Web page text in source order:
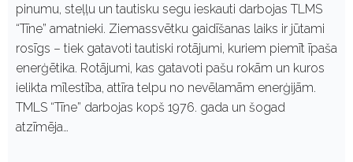
pinumu, steļļu un tautisku segu ieskauti darbojas TLMS
“Tīne” amatnieki. Ziemassvētku gaidīšanas laiks ir jūtami
rosīgs – tiek gatavoti tautiski rotājumi, kuriem piemīt īpaša
enerģētika. Rotājumi, kas gatavoti pašu rokām un kuros
ielikta mīlestība, attīra telpu no nevēlamām enerģijām.
TMLS “Tīne” darbojas kopš 1976. gada un šogad
atzīmēja…